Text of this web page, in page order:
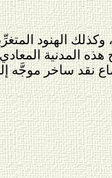
الهنود
هذه المدنية
نقد ساخر موجَّه